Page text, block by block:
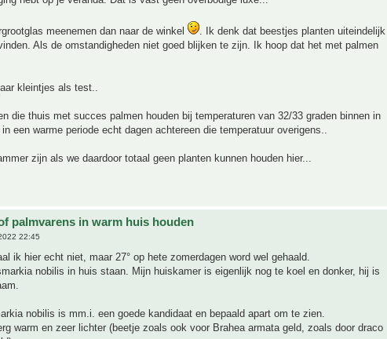
meenemen dan naar de winkel
. Ik denk dat beestjes planten uiteindelijk
Als de omstandigheden niet goed blijken te zijn. Ik hoop dat het met palmen
kleintjes als test..
die thuis met succes palmen houden bij temperaturen van 32/33 graden binnen in
een warme periode echt dagen achtereen die temperatuur overigens..
zijn als we daardoor totaal geen planten kunnen houden hier...
palmvarens in warm huis houden
22:45
ik hier echt niet, maar 27° op hete zomerdagen word wel gehaald.
nobilis in huis staan. Mijn huiskamer is eigenlijk nog te koel en donker, hij is
nobilis is mm.i. een goede kandidaat en bepaald apart om te zien.
warm en zeer lichter (beetje zoals ook voor Brahea armata geld, zoals door draco